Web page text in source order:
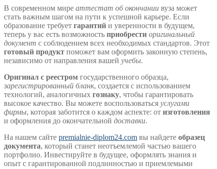
В современном мире аттестат об окончании вуза может
стать важным шагом на пути к успешной карьере. Если
образование требует гарантий и уверенности в будущем,
теперь у вас есть возможность приобрести оригинальный
документ с соблюдением всех необходимых стандартов. Этот
готовый продукт поможет вам оформить законную степень,
независимо от направления вашей учебы.
Оригинал с реестром государственного образца,
зарегистрированный бланк, создается с использованием
технологий, аналогичных гознаку, чтобы гарантировать
высокое качество. Вы можете воспользоваться услугами
фирмы, которая заботится о каждом аспекте: от изготовления
и оформления до окончательной доставки.
На нашем сайте premialnie-diplom24.com вы найдете образец
документа, который станет неотъемлемой частью вашего
портфолио. Инвестируйте в будущее, оформлять знания и
опыт с гарантированной подлинностью и приемлемыми